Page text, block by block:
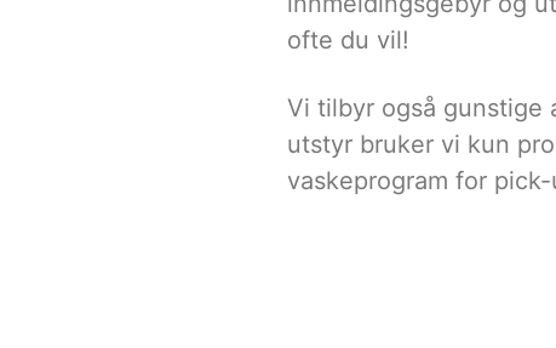
ofte du vil!
Vi tilbyr også gunstige
utstyr bruker vi kun
vaskeprogram for